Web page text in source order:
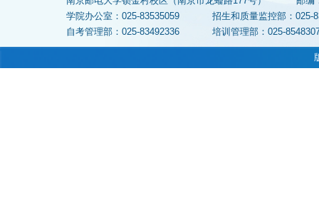
学院办公室：025-83535059
招生和质量监控部：
自考管理部：025-83492336
培训管理部：025-